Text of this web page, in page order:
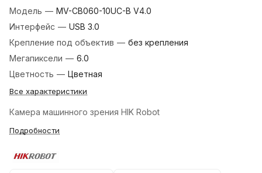
Модель — MV-CB060-10UC-B V4.0
Интерфейс — USB 3.0
Крепление под объектив — без крепления
Мегапиксели — 6.0
Цветность — Цветная
Все характеристики
Камера машинного зрения HIK Robot
Подробности